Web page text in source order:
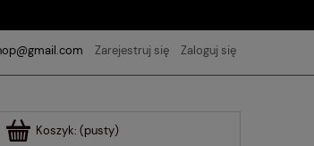
Zarejestruj się Zaloguj się
Koszyk: (pusty)